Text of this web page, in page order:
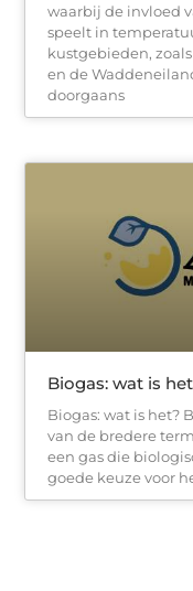
waarbij de invloed
speelt in
kustgebieden,
en de
doorgaans
Biogas: wat is
Biogas: wat is het?
van de bredere
een gas die
goede keuze voor